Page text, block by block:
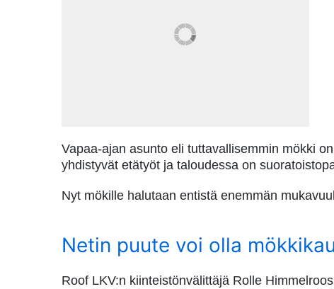
Vapaa-ajan asunto eli tuttavallisemmin mökki
yhdistyvät etätyöt ja taloudessa on
Nyt mökille halutaan entistä enemmän
Netin puute voi olla
Roof LKV:n kiinteistönvälittäjä Rolle